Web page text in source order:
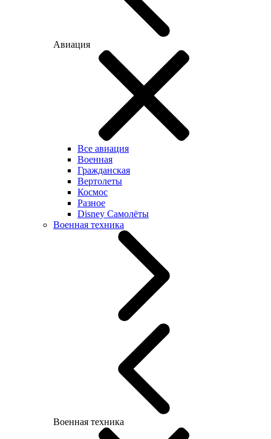
Авиация
Все авиация
Военная
Гражданская
Вертолеты
Космос
Разное
Disney Самолёты
Военная техника
Военная техника